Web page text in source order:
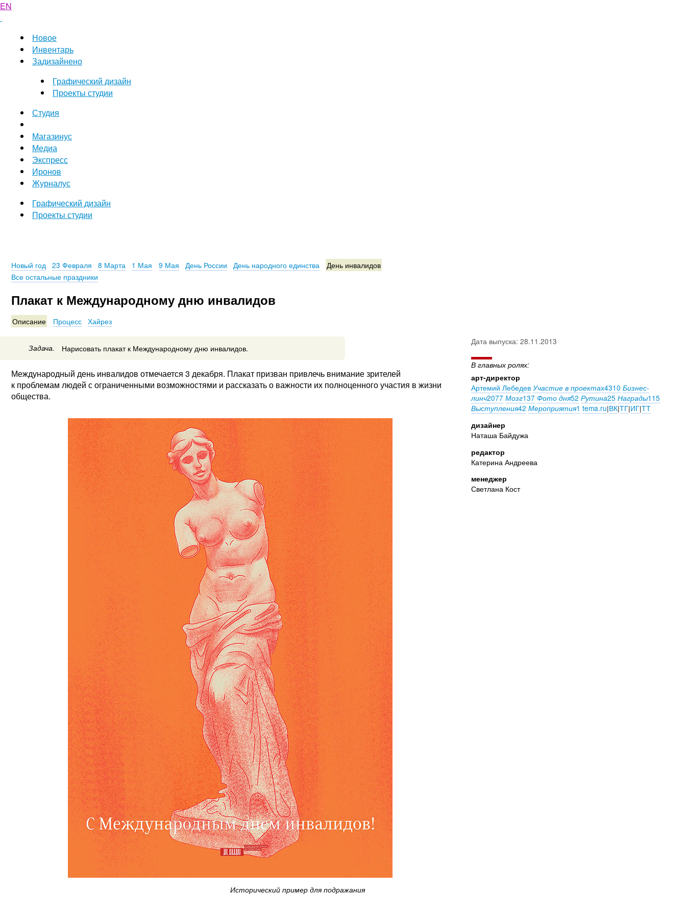
EN
Новое
Инвентарь
Задизайнено
Графический дизайн
Проекты студии
Студия
Магазинус
Медиа
Экспресс
Иронов
Журналус
Графический дизайн
Проекты студии
Новый год 23 Февраля 8 Марта 1 Мая 9 Мая День России День народного единства
День инвалидов
Все остальные праздники
Плакат к Международному дню инвалидов
Описание Процесс Хайрез
Задача. Нарисовать плакат к Международному дню инвалидов.
Международный день инвалидов отмечается 3 декабря. Плакат призван привлечь внимание зрителей
к проблемам людей с ограниченными возможностями и рассказать о важности их полноценного участия в жизни
общества.
Исторический пример для подражания
Дата выпуска: 28.11.2013
В главных ролях:
арт-директор
Артемий Лебедев Участие в проектах4310 Бизнес-
линч2077 Мозг137 Фото дня52 Рутина25 Награды115
Выступления42 Мероприятия1 tema.ru|ВК|ТГ|ИГ|ТТ
дизайнер
Наташа Байдужа
редактор
Катерина Андреева
менеджер
Светлана Кост